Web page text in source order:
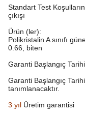
Standart Test
çıkışı
Ürün (ler):
Polikristalin A sınıfı
0.66, biten
Garanti Başlangıç
Garanti Başlangıç
tanımlanacaktır.
3 yıl Üretim garantisi